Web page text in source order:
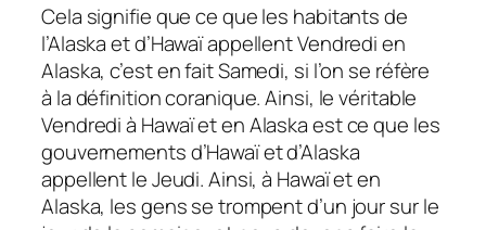
Cela signifie que ce que les habitants de
l’Alaska et d’Hawaï appellent Vendredi en
Alaska, c’est en fait Samedi, si l’on se réfère
à la définition coranique. Ainsi, le véritable
Vendredi à Hawaï et en Alaska est ce que les
gouvernements d’Hawaï et d’Alaska
appellent le Jeudi. Ainsi, à Hawaï et en
Alaska, les gens se trompent d’un jour sur le